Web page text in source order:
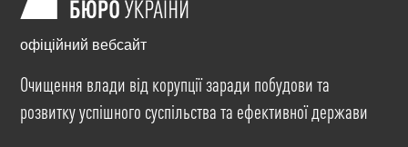
офіційний вебсайт
Очищення влади від корупції заради побудови та
розвитку успішного суспільства та ефективної держави